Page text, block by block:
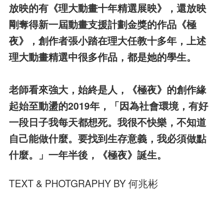
放映的有《理大動畫十年精選展映》，還放映
剛奪得新一屆動畫支援計劃金獎的作品《極
夜》，創作者張小踏在理大任教十多年，上述
理大動畫精選中很多作品，都是她的學生。
老師看來強大，始終是人，《極夜》的創作緣
起始至動盪的2019年，「因為社會環境，有好
一段日子我每天都想死。我很不快樂，不知道
自己能做什麼。要找到生存意義，我必須做點
什麼。」一年半後，《極夜》誕生。
TEXT & PHOTGRAPHY BY 何兆彬